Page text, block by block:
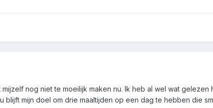
nog niet te moeilijk maken nu. Ik heb al wel wat
blijft mijn doel om drie maaltijden op een dag te hebben die